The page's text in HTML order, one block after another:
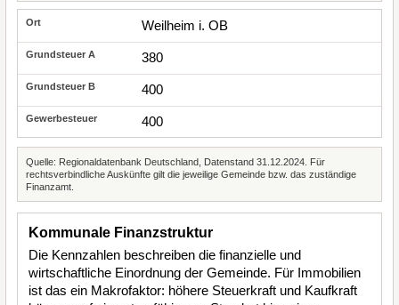
Weilheim i. OB
380
400
400
Quelle: Regionaldatenbank Deutschland, Datenstand 31.12.2024. Für
rechtsverbindliche Auskünfte gilt die jeweilige Gemeinde bzw. das zuständige
Finanzamt.
Kommunale Finanzstruktur
Die Kennzahlen beschreiben die finanzielle und
wirtschaftliche Einordnung der Gemeinde. Für Immobilien
ist das ein Makrofaktor: höhere Steuerkraft und Kaufkraft